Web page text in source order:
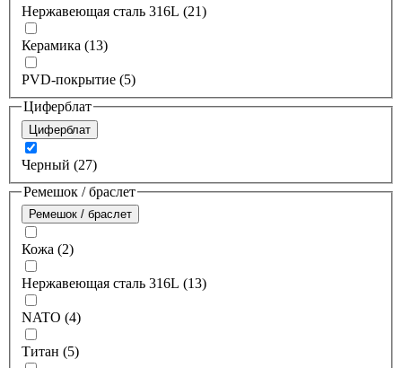
Нержавеющая сталь 316L (21)
Керамика (13)
PVD-покрытие (5)
Циферблат
Циферблат
Черный (27)
Ремешок / браслет
Ремешок / браслет
Кожа (2)
Нержавеющая сталь 316L (13)
NATO (4)
Титан (5)